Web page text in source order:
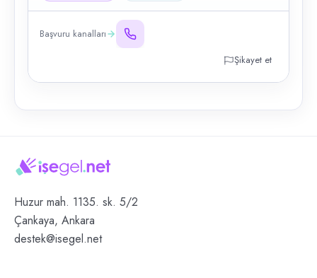
Başvuru kanalları
Şikayet et
Huzur mah. 1135. sk. 5/2
Çankaya, Ankara
destek@isegel.net